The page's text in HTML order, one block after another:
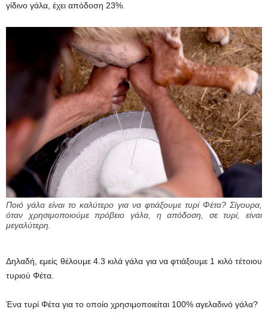
γίδινο γάλα, έχει απόδοση 23%.
Ποιό γάλα είναι το καλύτερο για να φτιάξουμε τυρί Φέτα? Σίγουρα,
όταν χρησιμοποιούμε πρόβειο γάλα, η απόδοση, σε τυρί, είναι
μεγαλύτερη.
Δηλαδή, εμείς θέλουμε 4.3 κιλά γάλα για να φτιάξουμε 1 κιλό τέτοιου
τυριού Φέτα.
Ένα τυρί Φέτα για το οποίο χρησιμοποιείται 100% αγελαδινό γάλα?